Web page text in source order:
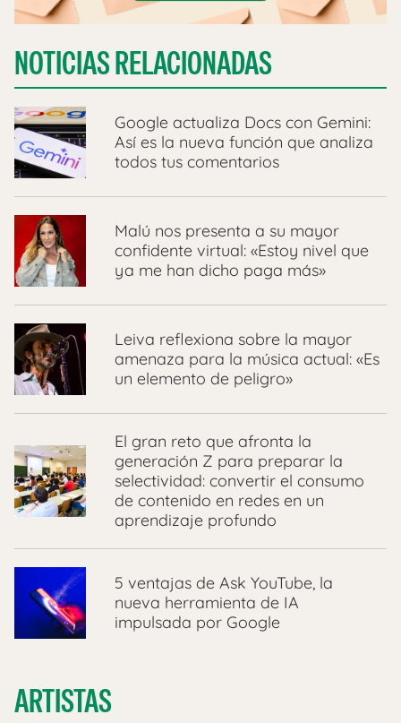
NOTICIAS RELACIONADAS
Google actualiza Docs con Gemini:
Así es la nueva función que analiza
todos tus comentarios
Malú nos presenta a su mayor
confidente virtual: «Estoy nivel que
ya me han dicho paga más»
Leiva reflexiona sobre la mayor
amenaza para la música actual: «Es
un elemento de peligro»
El gran reto que afronta la
generación Z para preparar la
selectividad: convertir el consumo
de contenido en redes en un
aprendizaje profundo
5 ventajas de Ask YouTube, la
nueva herramienta de IA
impulsada por Google
ARTISTAS